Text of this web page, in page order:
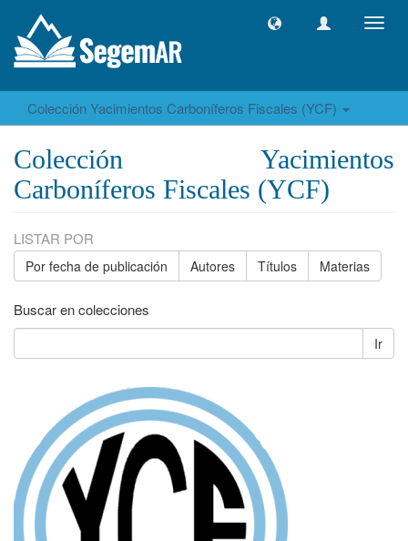
Colección Yacimientos Carboníferos Fiscales (YCF)
Colección Yacimientos
Carboníferos Fiscales (YCF)
LISTAR POR
Por fecha de publicación Autores Títulos Materias
Buscar en colecciones
Ir